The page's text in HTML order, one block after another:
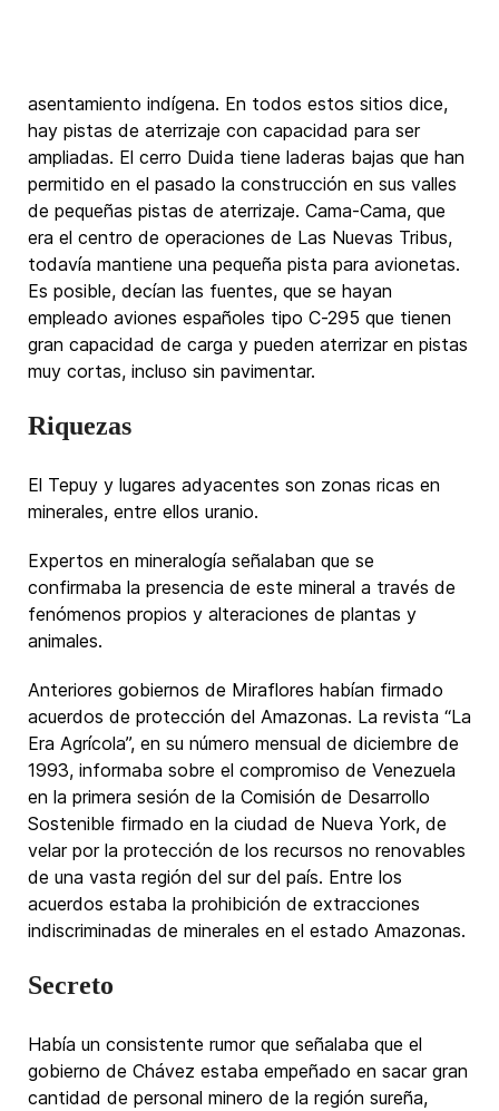
asentamiento indígena. En todos estos sitios dice,
hay pistas de aterrizaje con capacidad para ser
ampliadas. El cerro Duida tiene laderas bajas que han
permitido en el pasado la construcción en sus valles
de pequeñas pistas de aterrizaje. Cama-Cama, que
era el centro de operaciones de Las Nuevas Tribus,
todavía mantiene una pequeña pista para avionetas.
Es posible, decían las fuentes, que se hayan
empleado aviones españoles tipo C-295 que tienen
gran capacidad de carga y pueden aterrizar en pistas
muy cortas, incluso sin pavimentar.
Riquezas
El Tepuy y lugares adyacentes son zonas ricas en
minerales, entre ellos uranio.
Expertos en mineralogía señalaban que se
confirmaba la presencia de este mineral a través de
fenómenos propios y alteraciones de plantas y
animales.
Anteriores gobiernos de Miraflores habían firmado
acuerdos de protección del Amazonas. La revista “La
Era Agrícola”, en su número mensual de diciembre de
1993, informaba sobre el compromiso de Venezuela
en la primera sesión de la Comisión de Desarrollo
Sostenible firmado en la ciudad de Nueva York, de
velar por la protección de los recursos no renovables
de una vasta región del sur del país. Entre los
acuerdos estaba la prohibición de extracciones
indiscriminadas de minerales en el estado Amazonas.
Secreto
Había un consistente rumor que señalaba que el
gobierno de Chávez estaba empeñado en sacar gran
cantidad de personal minero de la región sureña,